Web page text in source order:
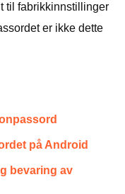
til fabrikkinnstillinger
er ikke dette
på Android
bevaring av